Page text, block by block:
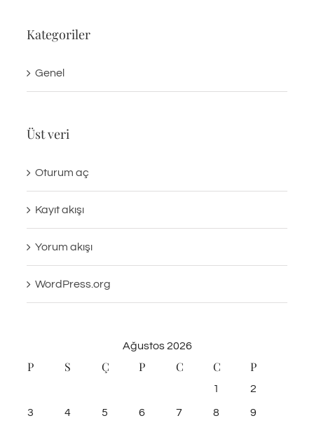
Kategoriler
Genel
Üst veri
Oturum aç
Kayıt akışı
Yorum akışı
WordPress.org
Ağustos 2026
P S Ç P C C P
1 2
3 4 5 6 7 8 9